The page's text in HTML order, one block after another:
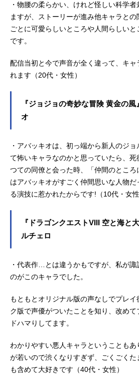
・物腰の柔らかい、けれど怪しい科学
ますが、ストーリーが進み他キャラとの
ごとに可愛らしいところや人間らしい
です。
配信当初と今で声音が全く違って、キャ
れます（20代・女性）
『ジョジョの奇妙な冒険 黄金の
オ
・アバッキオは、初っ端から新人のジ
て怖いキャラなのかと思っていたら、
つての同僚と会った時、「仲間のとこ
はアバッキオがすごく仲間思いな人物だ
る演技に惹かれたからです!（10代・女性
『ドラゴンクエストVIII 空と海と
ルチェロ
・代表作…とは違うかもですが、私が
のがこのキャラでした。
もともとオリジナル版の声なしでプレ
ク版で声優がついたことを知り、改め
ドハマりしてます。
わかりやすい悪人キャラということもあ
が若いので渋くなりすぎず、ごくごくた
も含めて大好きです（40代・女性）